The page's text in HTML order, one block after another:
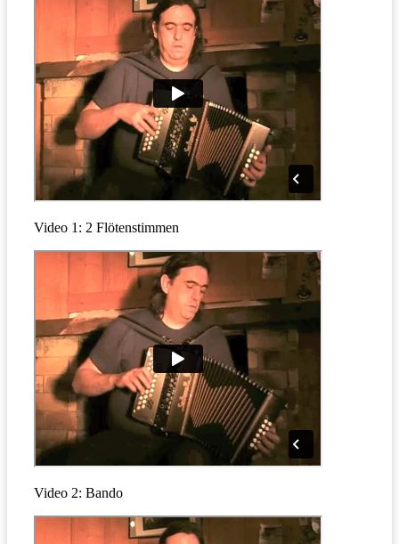
Video 1: 2 Flötenstimmen
Video 2: Bando